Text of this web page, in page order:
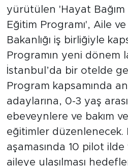
yürütülen 'Hayat Bağım
Eğitim Programı', Aile
Bakanlığı iş birliğiyle
Programın yeni dönem
İstanbul’da bir otelde
Program kapsamında
adaylarına, 0-3 yaş
ebeveynlere ve bakım
eğitimler düzenlenecek.
aşamasında 10 pilot ilde
aileye ulaşılması